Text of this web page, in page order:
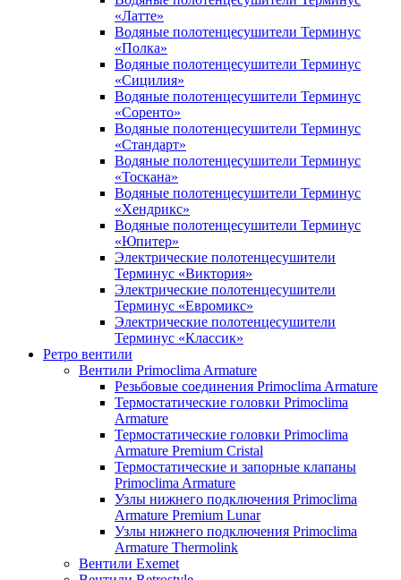
«Латте»
Водяные полотенцесушители Терминус
«Полка»
Водяные полотенцесушители Терминус
«Сицилия»
Водяные полотенцесушители Терминус
«Соренто»
Водяные полотенцесушители Терминус
«Стандарт»
Водяные полотенцесушители Терминус
«Тоскана»
Водяные полотенцесушители Терминус
«Хендрикс»
Водяные полотенцесушители Терминус
«Юпитер»
Электрические полотенцесушители
Терминус «Виктория»
Электрические полотенцесушители
Терминус «Евромикс»
Электрические полотенцесушители
Терминус «Классик»
Ретро вентили
Вентили Primoclima Armature
Резьбовые соединения Primoclima Armature
Термостатические головки Primoclima
Armature
Термостатические головки Primoclima
Armature Premium Cristal
Термостатические и запорные клапаны
Primoclima Armature
Узлы нижнего подключения Primoclima
Armature Premium Lunar
Узлы нижнего подключения Primoclima
Armature Thermolink
Вентили Exemet